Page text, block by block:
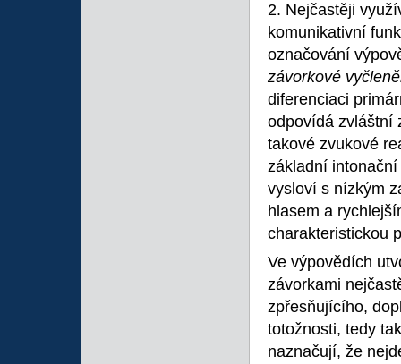
2. Nejčastěji
komunikativní
označování
závorkové
diferenciaci
odpovídá zvláštní
takové zvukové
základní intonační
vysloví s nízkým
hlasem a
charakteristickou
Ve výpovědích
závorkami
zpřesňujícího,
totožnosti, tedy
naznačují, že